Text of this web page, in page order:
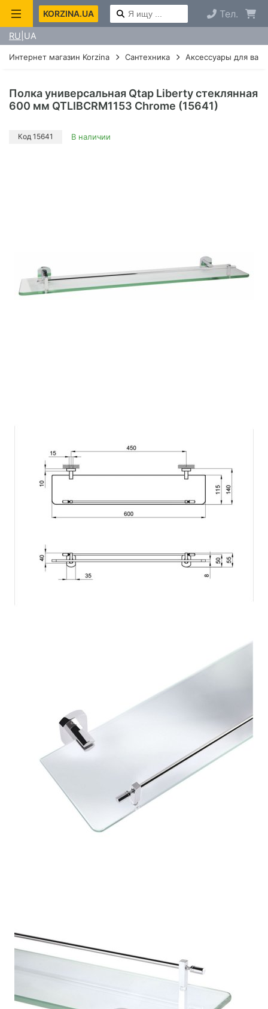
KORZINA.UA Тел.
RU UA
Интернет магазин Korzina Сантехника Аксессуары для
Полка универсальная Qtap Liberty стеклянная
600 мм QTLIBCRM1153 Chrome (15641)
Код 15641 В наличии